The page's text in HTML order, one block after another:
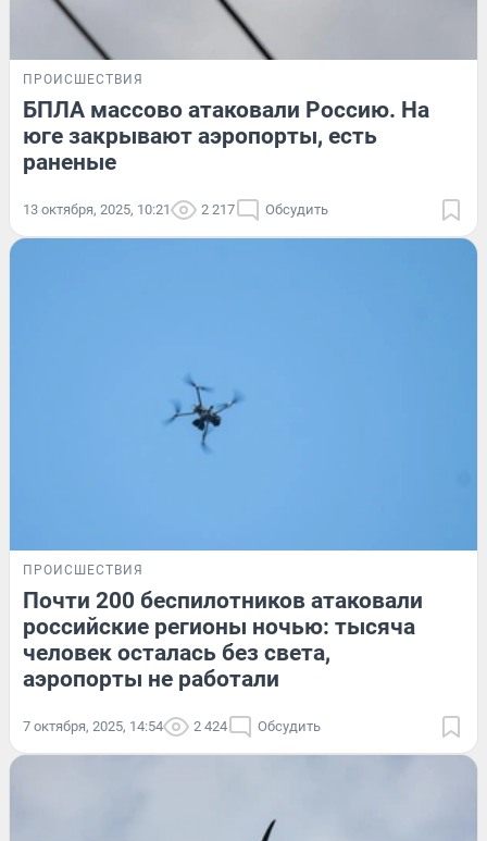
ПРОИСШЕСТВИЯ
БПЛА массово атаковали Россию. На
юге закрывают аэропорты, есть
раненые
13 октября, 2025, 10:21 2 217 Обсудить
ПРОИСШЕСТВИЯ
Почти 200 беспилотников атаковали
российские регионы ночью: тысяча
человек осталась без света,
аэропорты не работали
7 октября, 2025, 14:54 2 424 Обсудить